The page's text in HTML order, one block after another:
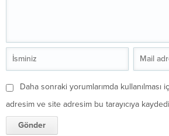
Daha sonraki yorumlarımda kullanılması
adresim ve site adresim bu tarayıcıya